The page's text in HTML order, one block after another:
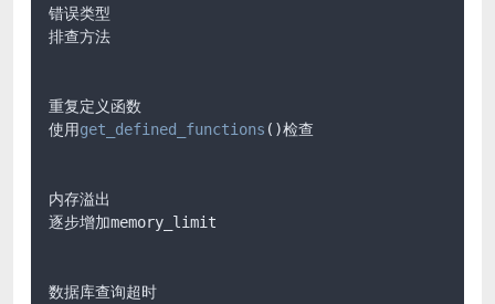
错误类型
排查方法
重复定义函数
使用get_defined_functions ()检查
内存溢出
逐步增加memory_limit
数据库查询超时